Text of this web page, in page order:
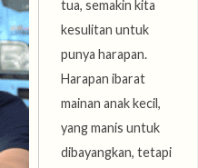
tua, semakin kita
kesulitan untuk
punya harapan.
Harapan ibarat
mainan anak kecil,
yang manis untuk
dibayangkan, tetapi